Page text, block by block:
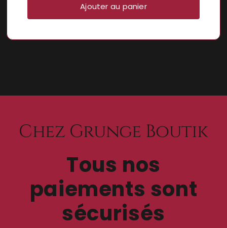
Ajouter au panier
Chez Grunge Boutik
Tous nos
paiements sont
sécurisés